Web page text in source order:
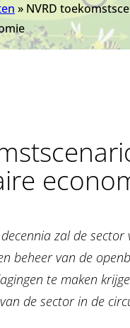
» NVRD
zal de sector
beheer van de
te maken
de sector in de